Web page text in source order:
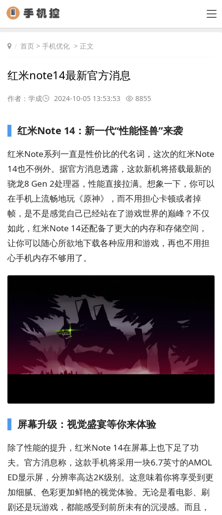
首页 > 手机优化 > 正文
红米note14最新官方消息
作者：学成 2024-10-05 13:53:53 8855
红米Note 14：新一代“性能怪兽”来袭
红米Note系列一直是性价比的代名词，这次的红米Note
14也不例外。据官方消息透露，这款新机将搭载最新的
骁龙8 Gen 2处理器，性能直接拉满。想象一下，你可以
在手机上流畅地玩《原神》，而不用担心卡顿或者掉
帧，是不是感觉自己已经站在了游戏世界的巅峰？不仅
如此，红米Note 14还配备了更大的内存和存储空间，
让你可以随心所欲地下载各种应用和游戏，再也不用担
心手机内存不够用了。
屏幕升级：视觉盛宴等你来体验
除了性能的提升，红米Note 14在屏幕上也下足了功
夫。官方消息称，这款手机将采用一块6.7英寸的AMOL
ED显示屏，分辨率高达2K级别。这意味着你将享受到更
加细腻、色彩更加鲜艳的视觉体验。无论是看电影、刷
剧还是玩游戏，都能感受到前所未有的沉浸感。而且，